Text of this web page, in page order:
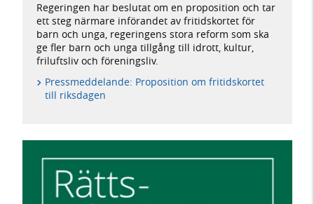
Regeringen har beslutat om en proposition och tar
ett steg närmare införandet av fritidskortet för
barn och unga, regeringens stora reform som ska
ge fler barn och unga tillgång till idrott, kultur,
friluftsliv och föreningsliv.
Pressmeddelande: Proposition om fritidskortet
till riksdagen